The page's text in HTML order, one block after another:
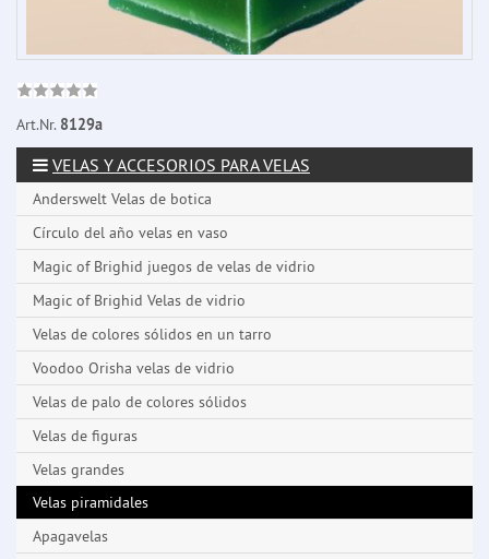
Art.Nr. 8129a
VELAS Y ACCESORIOS PARA VELAS
Anderswelt Velas de botica
Círculo del año velas en vaso
Magic of Brighid juegos de velas de vidrio
Magic of Brighid Velas de vidrio
Velas de colores sólidos en un tarro
Voodoo Orisha velas de vidrio
Velas de palo de colores sólidos
Velas de figuras
Velas grandes
Velas piramidales
Apagavelas